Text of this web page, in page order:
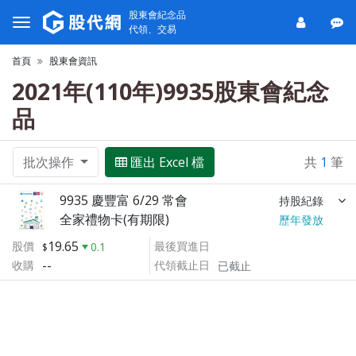
股東會紀念品
代領、交易
首頁 股東會資訊
2021年(110年)9935股東會紀念
品
批次操作 匯出 Excel 檔 共 1 筆
9935 慶豐富 6/29 常會 持股紀錄
全家禮物卡(有期限)
歷年發放
股價
19.65
0.1
收購 --
最後買進日
代領截止日
已截止